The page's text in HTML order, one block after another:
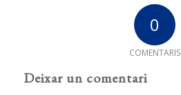
0
COMENTARIS
Deixar un comentari